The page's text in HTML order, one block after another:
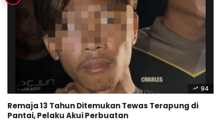
94
Remaja 13 Tahun Ditemukan Tewas Terapung di
Pantai, Pelaku Akui Perbuatan